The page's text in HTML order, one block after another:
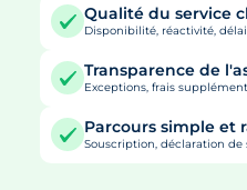
Qualité du service
Disponibilité, réactivité,
Transparence de
Exceptions, frais
Parcours simple et
Souscription, déclaration